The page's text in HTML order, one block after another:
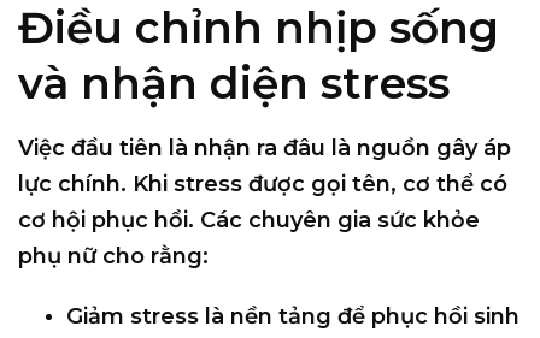
Điều chỉnh nhịp sống
và nhận diện stress
Việc đầu tiên là nhận ra đâu là nguồn gây áp
lực chính. Khi stress được gọi tên, cơ thể có
cơ hội phục hồi. Các chuyên gia sức khỏe
phụ nữ cho rằng:
Giảm stress là nền tảng để phục hồi sinh